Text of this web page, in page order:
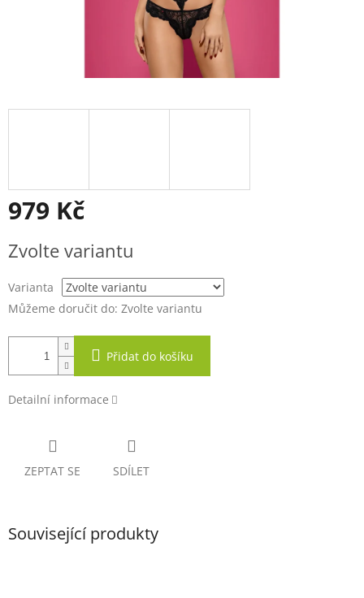
979 Kč
cena:
Zvolte variantu
Varianta
Můžeme doručit do: Zvolte variantu
Přidat do košíku
Detailní informace
ZEPTAT SE SDÍLET
Související produkty